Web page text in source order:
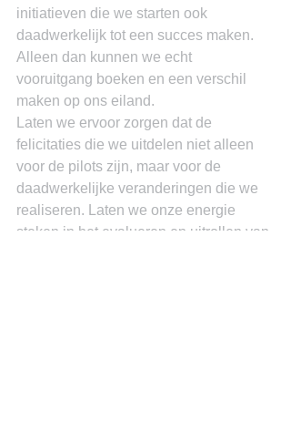
initiatieven die we starten ook
daadwerkelijk tot een succes maken.
Alleen dan kunnen we echt
vooruitgang boeken en een verschil
maken op ons eiland.
Laten we ervoor zorgen dat de
felicitaties die we uitdelen niet alleen
voor de pilots zijn, maar voor de
daadwerkelijke veranderingen die we
realiseren. Laten we onze energie
steken in het evalueren en uitrollen van